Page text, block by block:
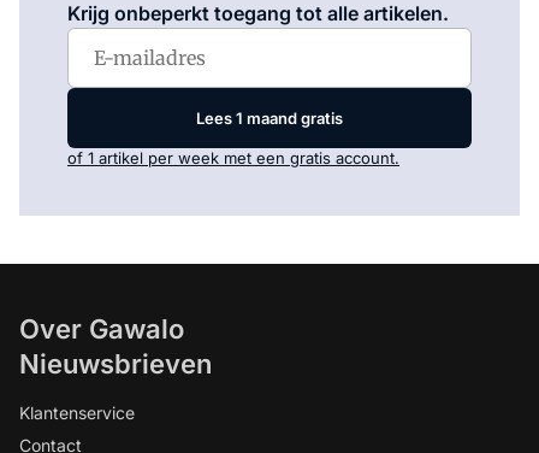
Krijg onbeperkt toegang tot alle artikelen.
Lees 1 maand gratis
of 1 artikel per week met een gratis account.
Over Gawalo
Nieuwsbrieven
Klantenservice
Contact